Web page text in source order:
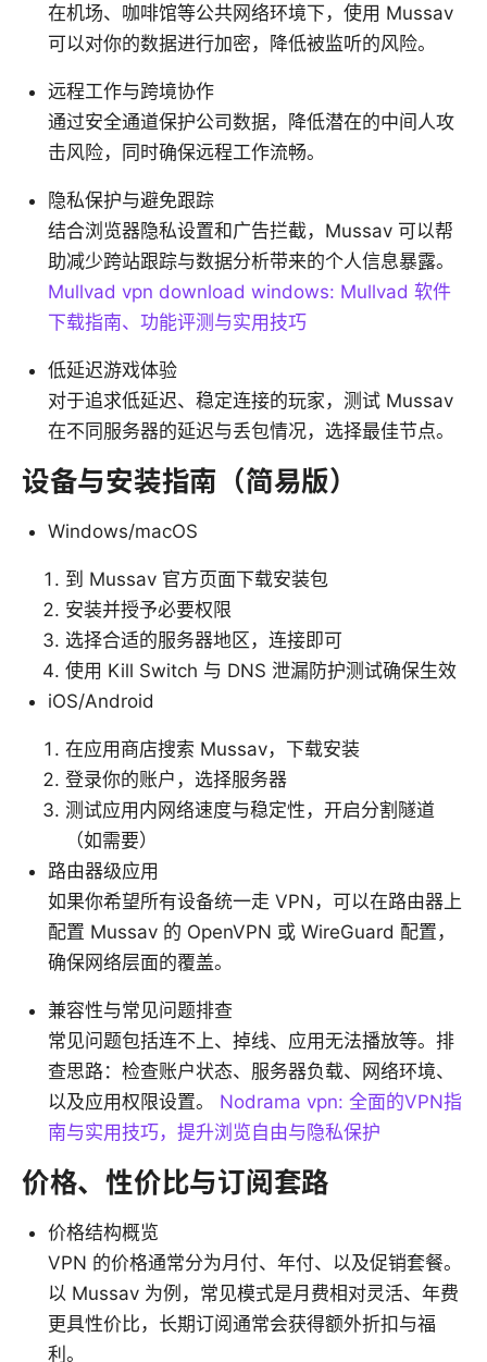
在机场、咖啡馆等公共网络环境下，使用 Mussav
可以对你的数据进行加密，降低被监听的风险。
远程工作与跨境协作
通过安全通道保护公司数据，降低潜在的中间人攻
击风险，同时确保远程工作流畅。
隐私保护与避免跟踪
结合浏览器隐私设置和广告拦截，Mussav 可以帮
助减少跨站跟踪与数据分析带来的个人信息暴露。
Mullvad vpn download windows: Mullvad 软件
下载指南、功能评测与实用技巧
低延迟游戏体验
对于追求低延迟、稳定连接的玩家，测试 Mussav
在不同服务器的延迟与丢包情况，选择最佳节点。
设备与安装指南（简易版）
Windows/macOS
到 Mussav 官方页面下载安装包
安装并授予必要权限
选择合适的服务器地区，连接即可
使用 Kill Switch 与 DNS 泄漏防护测试确保生效
iOS/Android
在应用商店搜索 Mussav，下载安装
登录你的账户，选择服务器
测试应用内网络速度与稳定性，开启分割隧道
（如需要）
路由器级应用
如果你希望所有设备统一走 VPN，可以在路由器上
配置 Mussav 的 OpenVPN 或 WireGuard 配置，
确保网络层面的覆盖。
兼容性与常见问题排查
常见问题包括连不上、掉线、应用无法播放等。排
查思路：检查账户状态、服务器负载、网络环境、
以及应用权限设置。 Nodrama vpn: 全面的VPN指
南与实用技巧，提升浏览自由与隐私保护
价格、性价比与订阅套路
价格结构概览
VPN 的价格通常分为月付、年付、以及促销套餐。
以 Mussav 为例，常见模式是月费相对灵活、年费
更具性价比，长期订阅通常会获得额外折扣与福
利。